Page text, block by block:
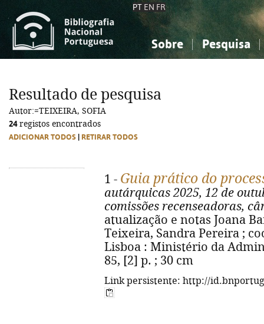
PT EN FR
Sobre Pesquisa
Ciências sociais...
Ciências sociais...
Resultado de pesquisa
Autor:=TEIXEIRA, SOFIA
24registos encontrados
ADICIONAR TODOS RETIRAR TODOS
1 - Guia prático do
autárquicas 2025, 12 de
comissões recenseadoras,
atualização e notas Joana
Teixeira, Sandra Pereira ;
Lisboa : Ministério da
85, [2] p. ; 30 cm
Link persistente: http://